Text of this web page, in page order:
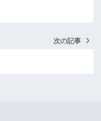
次の記事